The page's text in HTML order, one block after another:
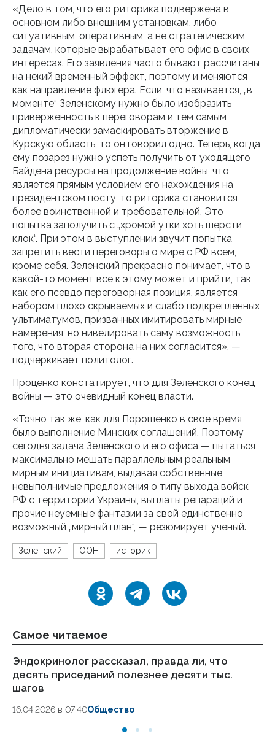
«Дело в том, что его риторика подвержена в
основном либо внешним установкам, либо
ситуативным, оперативным, а не стратегическим
задачам, которые вырабатывает его офис в своих
интересах. Его заявления часто бывают рассчитаны
на некий временный эффект, поэтому и меняются
как направление флюгера. Если, что называется, „в
моменте“ Зеленскому нужно было изобразить
приверженность к переговорам и тем самым
дипломатически замаскировать вторжение в
Курскую область, то он говорил одно. Теперь, когда
ему позарез нужно успеть получить от уходящего
Байдена ресурсы на продолжение войны, что
является прямым условием его нахождения на
президентском посту, то риторика становится
более воинственной и требовательной. Это
попытка заполучить с „хромой утки хоть шерсти
клок“. При этом в выступлении звучит попытка
запретить вести переговоры о мире с РФ всем,
кроме себя. Зеленский прекрасно понимает, что в
какой-то момент все к этому может и прийти, так
как его псевдо переговорная позиция, является
набором плохо скрываемых и слабо подкрепленных
ультиматумов, призванных имитировать мирные
намерения, но нивелировать саму возможность
того, что вторая сторона на них согласится», —
подчеркивает политолог.
Проценко констатирует, что для Зеленского конец
войны — это очевидный конец власти.
«Точно так же, как для Порошенко в свое время
было выполнение Минских соглашений. Поэтому
сегодня задача Зеленского и его офиса — пытаться
максимально мешать параллельным реальным
мирным инициативам, выдавая собственные
невыполнимые предложения о типу выхода войск
РФ с территории Украины, выплаты репараций и
прочие неуемные фантазии за свой единственно
возможный „мирный план“, — резюмирует ученый.
Зеленский ООН историк
Самое читаемое
Эндокринолог рассказал, правда ли, что
десять приседаний полезнее десяти тыс.
шагов
16.04.2026 в 07:40Общество